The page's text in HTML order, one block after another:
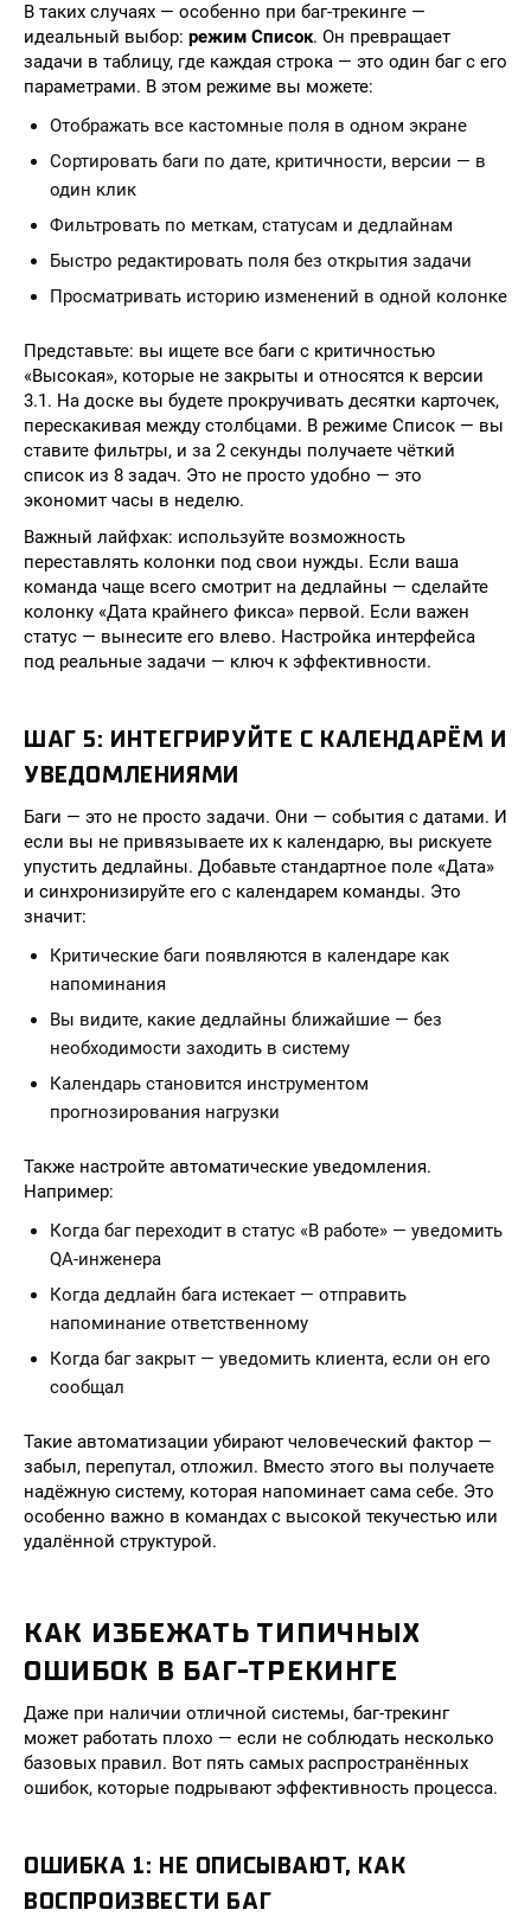
В таких случаях — особенно при баг-трекинге —
идеальный выбор: режим Список. Он превращает
задачи в таблицу, где каждая строка — это один баг с его
параметрами. В этом режиме вы можете:
Отображать все кастомные поля в одном экране
Сортировать баги по дате, критичности, версии — в
один клик
Фильтровать по меткам, статусам и дедлайнам
Быстро редактировать поля без открытия задачи
Просматривать историю изменений в одной колонке
Представьте: вы ищете все баги с критичностью
«Высокая», которые не закрыты и относятся к версии
3.1. На доске вы будете прокручивать десятки карточек,
перескакивая между столбцами. В режиме Список — вы
ставите фильтры, и за 2 секунды получаете чёткий
список из 8 задач. Это не просто удобно — это
экономит часы в неделю.
Важный лайфхак: используйте возможность
переставлять колонки под свои нужды. Если ваша
команда чаще всего смотрит на дедлайны — сделайте
колонку «Дата крайнего фикса» первой. Если важен
статус — вынесите его влево. Настройка интерфейса
под реальные задачи — ключ к эффективности.
ШАГ 5: ИНТЕГРИРУЙТЕ С КАЛЕНДАРЁМ И
УВЕДОМЛЕНИЯМИ
Баги — это не просто задачи. Они — события с датами. И
если вы не привязываете их к календарю, вы рискуете
упустить дедлайны. Добавьте стандартное поле «Дата»
и синхронизируйте его с календарем команды. Это
значит:
Критические баги появляются в календаре как
напоминания
Вы видите, какие дедлайны ближайшие — без
необходимости заходить в систему
Календарь становится инструментом
прогнозирования нагрузки
Также настройте автоматические уведомления.
Например:
Когда баг переходит в статус «В работе» — уведомить
QA-инженера
Когда дедлайн бага истекает — отправить
напоминание ответственному
Когда баг закрыт — уведомить клиента, если он его
сообщал
Такие автоматизации убирают человеческий фактор —
забыл, перепутал, отложил. Вместо этого вы получаете
надёжную систему, которая напоминает сама себе. Это
особенно важно в командах с высокой текучестью или
удалённой структурой.
КАК ИЗБЕЖАТЬ ТИПИЧНЫХ
ОШИБОК В БАГ-ТРЕКИНГЕ
Даже при наличии отличной системы, баг-трекинг
может работать плохо — если не соблюдать несколько
базовых правил. Вот пять самых распространённых
ошибок, которые подрывают эффективность процесса.
ОШИБКА 1: НЕ ОПИСЫВАЮТ, КАК
ВОСПРОИЗВЕСТИ БАГ